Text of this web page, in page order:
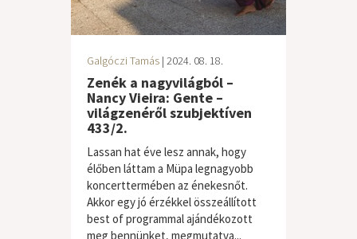
Galgóczi Tamás | 2024. 08. 18.
Zenék a nagyvilágból –
Nancy Vieira: Gente –
világzenéről szubjektíven
433/2.
Lassan hat éve lesz annak, hogy
élőben láttam a Müpa legnagyobb
koncerttermében az énekesnőt.
Akkor egy jó érzékkel összeállított
best of programmal ajándékozott
meg bennünket, megmutatva...